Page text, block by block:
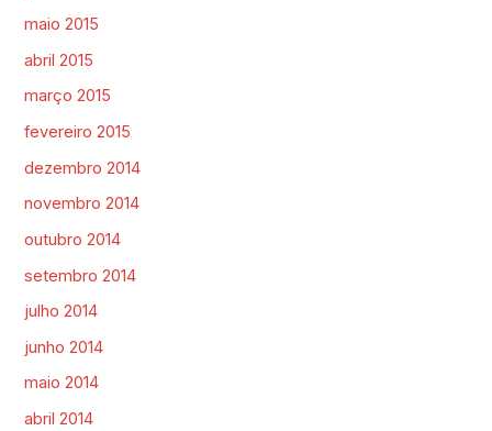
maio 2015
abril 2015
março 2015
fevereiro 2015
dezembro 2014
novembro 2014
outubro 2014
setembro 2014
julho 2014
junho 2014
maio 2014
abril 2014